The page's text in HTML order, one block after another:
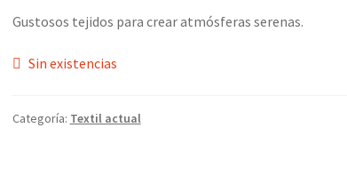
Gustosos tejidos para crear atmósferas serenas.
Sin existencias
Categoría: Textil actual